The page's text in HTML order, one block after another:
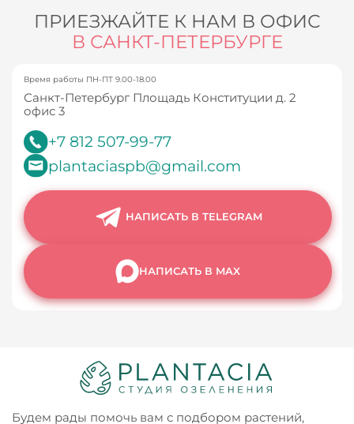
ПРИЕЗЖАЙТЕ К НАМ В ОФИС
В САНКТ-ПЕТЕРБУРГЕ
Время работы ПН-ПТ 9.00-18.00
Санкт-Петербург Площадь Конституции д. 2
офис 3
+7 812 507-99-77
plantaciaspb@gmail.com
НАПИСАТЬ В TELEGRAM
НАПИСАТЬ В MAX
Будем рады помочь вам с подбором растений,